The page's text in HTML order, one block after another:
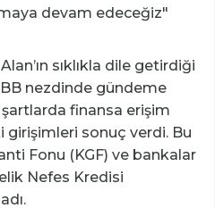
devam edeceğiz"
sıklıkla dile getirdiği
nezdinde gündeme
şartlarda finansa erişim
girişimleri sonuç verdi. Bu
Fonu (KGF) ve bankalar
Nefes Kredisi